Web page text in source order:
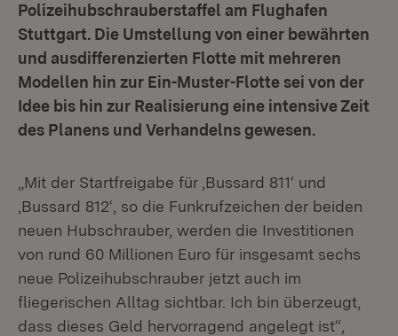
Polizeihubschrauberstaffel am Flughafen
Stuttgart. Die Umstellung von einer bewährten
und ausdifferenzierten Flotte mit mehreren
Modellen hin zur Ein-Muster-Flotte sei von der
Idee bis hin zur Realisierung eine intensive Zeit
des Planens und Verhandelns gewesen.
„Mit der Startfreigabe für ‚Bussard 811‘ und
‚Bussard 812‘, so die Funkrufzeichen der beiden
neuen Hubschrauber, werden die Investitionen
von rund 60 Millionen Euro für insgesamt sechs
neue Polizeihubschrauber jetzt auch im
fliegerischen Alltag sichtbar. Ich bin überzeugt,
dass dieses Geld hervorragend angelegt ist“,